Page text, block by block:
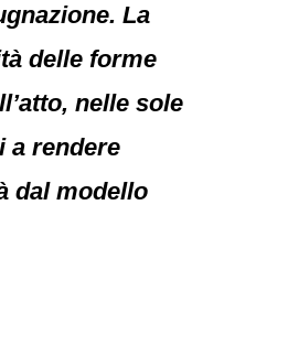
La
delle forme
nelle sole
a rendere
dal modello